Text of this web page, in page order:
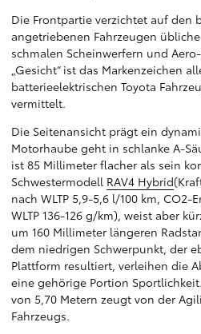
Die Frontpartie verzichtet auf den
angetriebenen Fahrzeugen
schmalen Scheinwerfern und
„Gesicht“ ist das Markenzeichen
batterieelektrischen Toyota
vermittelt.
Die Seitenansicht prägt ein
Motorhaube geht in schlanke A-
ist 85 Millimeter flacher als sein
Schwestermodell RAV4 Hybrid
nach WLTP 5,9-5,6 l/100 km,
WLTP 136-126 g/km), weist aber
um 160 Millimeter längeren
dem niedrigen Schwerpunkt, der
Plattform resultiert, verleihen die
eine gehörige Portion
von 5,70 Metern zeugt von der
Fahrzeugs.